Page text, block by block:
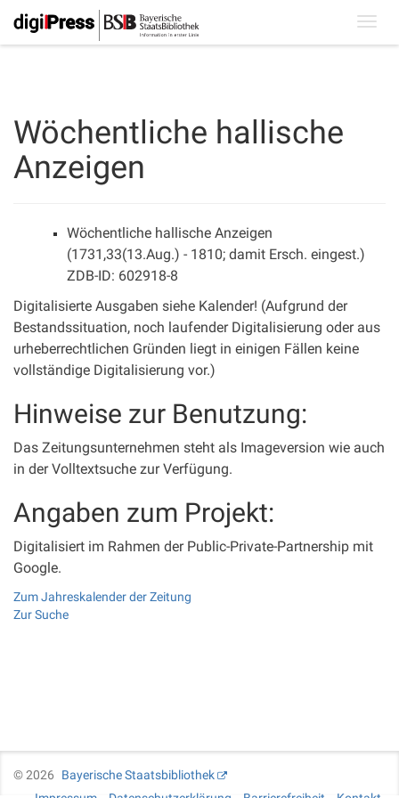
Wöchentliche hallische
Anzeigen
Wöchentliche hallische Anzeigen
(1731,33(13.Aug.) - 1810; damit Ersch. eingest.)
ZDB-ID: 602918-8
Digitalisierte Ausgaben siehe Kalender! (Aufgrund der
Bestandssituation, noch laufender Digitalisierung oder aus
urheberrechtlichen Gründen liegt in einigen Fällen keine
vollständige Digitalisierung vor.)
Hinweise zur Benutzung:
Das Zeitungsunternehmen steht als Imageversion wie auch
in der Volltextsuche zur Verfügung.
Angaben zum Projekt:
Digitalisiert im Rahmen der Public-Private-Partnership mit
Google.
Zum Jahreskalender der Zeitung
Zur Suche
©2026
Bayerische Staatsbibliothek